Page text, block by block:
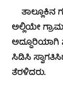
ತಾಲ್ಲೂಕಿನ
ಅಲ್ಲಿಯೇ
ಅದ್ದೂರಿಯಾಗಿ
ಸಿಡಿಸಿ
ತೆರಳಿದರು.